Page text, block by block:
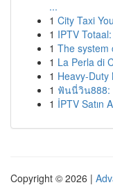
...
1 City Taxi
1 IPTV
1 The system
1 La Perla di
1 Heavy-
1 ฟันนี่วิน888:
1 İPTV Satın
Copyright © 2026 |